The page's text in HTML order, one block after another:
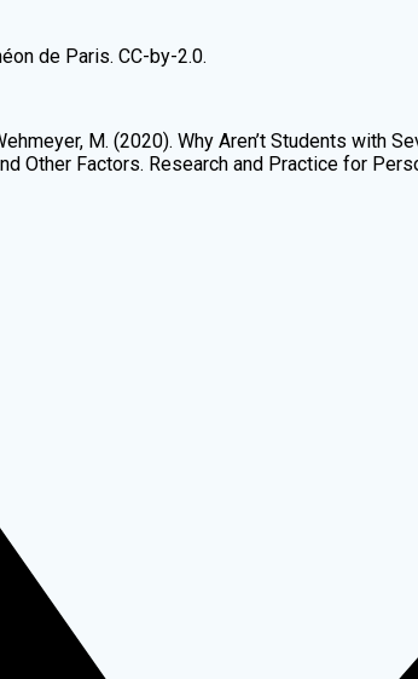
de Paris. CC-by-2.0.
M. (2020). Why Aren’t Students
Other Factors. Research and Practice for